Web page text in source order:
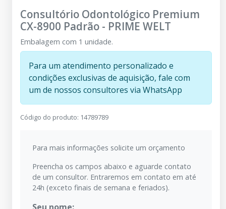
Consultório Odontológico Premium
CX-8900 Padrão - PRIME WELT
Embalagem com 1 unidade.
Para um atendimento personalizado e
condições exclusivas de aquisição, fale com
um de nossos consultores via WhatsApp
Código do produto: 14789789
Para mais informações solicite um orçamento
Preencha os campos abaixo e aguarde contato
de um consultor. Entraremos em contato em até
24h (exceto finais de semana e feriados).